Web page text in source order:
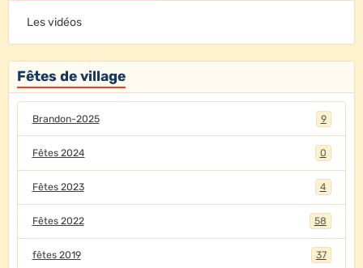
Les vidéos
Fêtes de village
Brandon-2025 9
Fêtes 2024 0
Fêtes 2023 4
Fêtes 2022 58
fêtes 2019 37